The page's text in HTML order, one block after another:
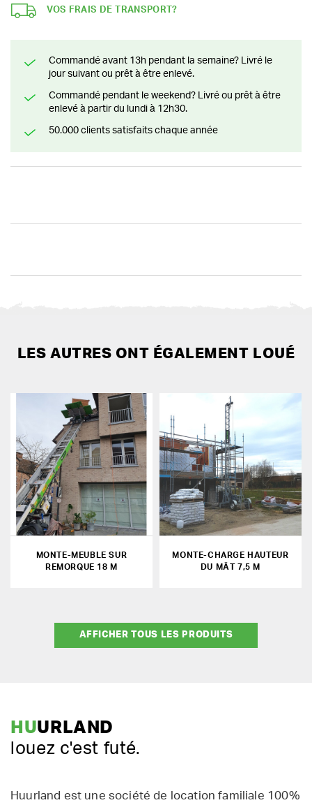
VOS FRAIS DE TRANSPORT?
Commandé avant 13h pendant la semaine? Livré le
jour suivant ou prêt à être enlevé.
Commandé pendant le weekend? Livré ou prêt à être
enlevé à partir du lundi à 12h30.
50.000 clients satisfaits chaque année
LES AUTRES ONT ÉGALEMENT LOUÉ
MONTE-MEUBLE SUR
REMORQUE 18 M
MONTE-CHARGE HAUTEUR
DU MÂT 7,5 M
AFFICHER TOUS LES PRODUITS
HUURLAND
louez c'est futé.
Huurland est une société de location familiale 100%